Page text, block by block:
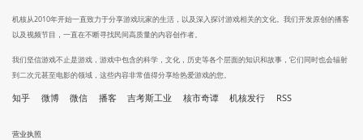
机核从2010年开始一直致力于分享游戏玩家的生活，以及深入探讨游戏相关的文化。我们开发原创的播客
以及视频节目，一直在不断寻找民间高质量的内容创作者。
我们坚信游戏不止是游戏，游戏中包含的科学，文化，历史等各个层面的知识和故事，它们同时也会辐射
到二次元甚至电影的领域，这些内容非常值得分享给热爱游戏的您。
知乎 微博 微信 播客 吉考斯工业 核市奇谭 机核发行 RSS
营业执照